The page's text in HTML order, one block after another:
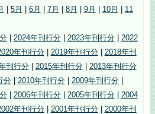
| 5月 | 6月 | 7月 | 8月 | 9月 | 10月 | 11
| 2024年刊行分| 2023年刊行分| 2022
年刊行分| 2019年刊行分| 2018年刊
刊行分| 2015年刊行分| 2013年刊行分
分| 2010年刊行分| 2009年刊行分|
| 2006年刊行分| 2005年刊行分| 2004
年刊行分| 2001年刊行分| 2000年刊